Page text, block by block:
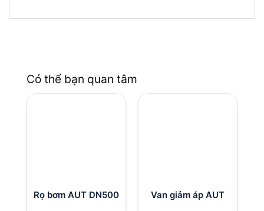
Có thể bạn quan tâm
Rọ bơm AUT DN500 Van giảm áp AUT